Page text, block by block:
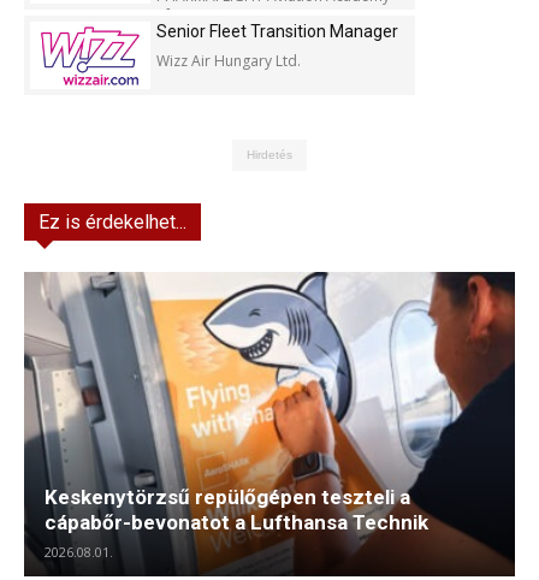
Kft.
Senior Fleet Transition Manager
Wizz Air Hungary Ltd.
Hirdetés
Ez is érdekelhet...
Keskenytörzsű repülőgépen teszteli a
cápabőr-bevonatot a Lufthansa Technik
2026.08.01.